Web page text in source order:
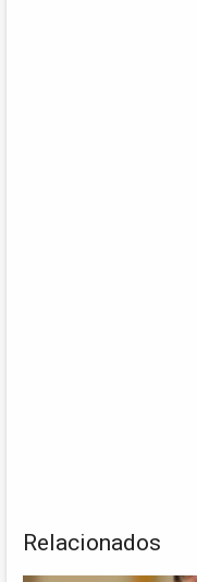
Relacionados